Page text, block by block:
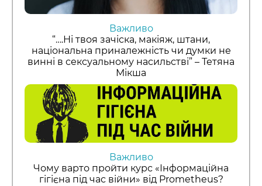
Важливо
“….Ні твоя зачіска, макіяж, штани,
національна приналежність чи думки не
винні в сексуальному насильстві” – Тетяна
Мікша
Важливо
Чому варто пройти курс «Інформаційна
гігієна під час війни» від Prometheus?